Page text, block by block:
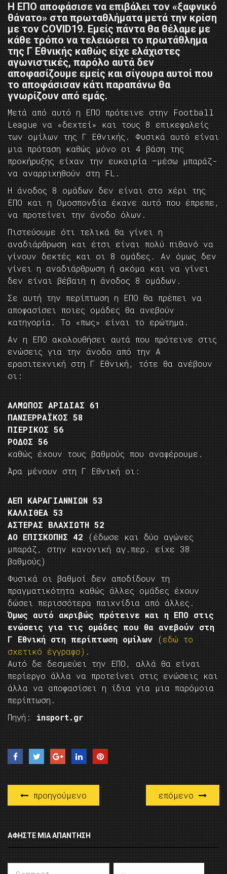
Η ΕΠΟ αποφάσισε να επιβάλει τον «ξαφνικό
θάνατο» στα πρωταθλήματα μετά την κρίση
με τον COVID19. Εμείς πάντα θα θέλαμε με
κάθε τρόπο να τελειώσει το πρωτάθλημα
της Γ Εθνικής καθώς είχε ελάχιστες
αγωνιστικές, παρόλο αυτά δεν
αποφασίζουμε εμείς και σίγουρα αυτοί που
το αποφάσισαν κάτι παραπάνω θα
γνωρίζουν από εμάς.
Μετά από αυτό η ΕΠΟ πρότεινε στην Football
League να «δεχτεί» και τους 8 επικεφαλείς
των ομίλων της Γ Εθνικής. Φυσικά αυτό είναι
μια πρόταση καθώς μόνο οι 4 βάση της
προκήρυξης είχαν την ευκαιρία –μέσω μπαράζ-
να αναρριχηθούν στη FL.
Η άνοδος 8 ομάδων δεν είναι στο χέρι της
ΕΠΟ και η Ομοσπονδία έκανε αυτό που έπρεπε,
να προτείνει την άνοδο όλων.
Πιστεύουμε ότι τελικά θα γίνει η
αναδιάρθρωση και έτσι είναι πολύ πιθανό να
γίνουν δεκτές και οι 8 ομάδες. Αν όμως δεν
γίνει η αναδιάρθρωση ή ακόμα και να γίνει
δεν είναι βέβαιη η άνοδος 8 ομάδων.
Σε αυτή την περίπτωση η ΕΠΟ θα πρέπει να
αποφασίσει ποιες ομάδες θα ανεβούν
κατηγορία. Το «πως» είναι το ερώτημα.
Αν η ΕΠΟ ακολουθήσει αυτά που πρότεινε στις
ενώσεις για την άνοδο από την Α
ερασιτεχνική στη Γ Εθνική, τότε θα ανέβουν
οι:
ΑΛΜΩΠΟΣ ΑΡΙΔΙΑΣ 61
ΠΑΝΣΕΡΡΑΪΚΟΣ 58
ΠΙΕΡΙΚΟΣ 56
ΡΟΔΟΣ 56
καθώς έχουν τους βαθμούς που αναφέρουμε.
Άρα μένουν στη Γ Εθνική οι:
ΑΕΠ ΚΑΡΑΓΙΑΝΝΙΩΝ 53
ΚΑΛΛΙΘΕΑ 53
ΑΣΤΕΡΑΣ ΒΛΑΧΙΩΤΗ 52
ΑΟ ΕΠΙΣΚΟΠΗΣ 42 (έδωσε και δύο αγώνες
μπαράζ, στην κανονική αγ.περ. είχε 38
βαθμούς)
Φυσικά οι βαθμοί δεν αποδίδουν τη
πραγματικότητα καθώς άλλες ομάδες έχουν
δώσει περισσότερα παιχνίδια από άλλες.
Όμως αυτό ακριβώς πρότεινε και η ΕΠΟ στις
ενώσεις για τις ομάδες που θα ανεβούν στη
Γ Εθνική στη περίπτωση ομίλων (εδώ το
σχετικό έγγραφo) .
Αυτό δε δεσμεύει την ΕΠΟ, αλλά θα είναι
περίεργο άλλα να προτείνει στις ενώσεις και
άλλα να αποφασίσει η ίδια για μια παρόμοια
περίπτωση.
Πηγή: insport.gr
προηγούμενο επόμενο
ΑΦΉΣΤΕ ΜΙΑ ΑΠΆΝΤΗΣΗ